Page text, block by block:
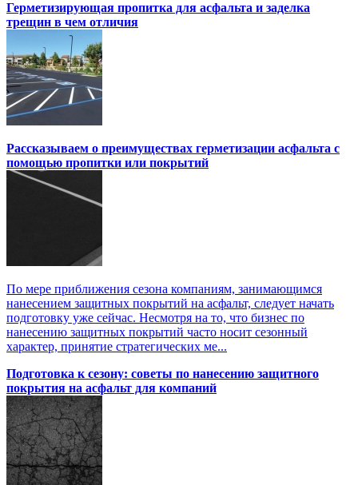
Герметизирующая пропитка для асфальта и заделка
трещин в чем отличия
Рассказываем о преимуществах герметизации асфальта с
помощью пропитки или покрытий
По мере приближения сезона компаниям, занимающимся
нанесением защитных покрытий на асфальт, следует начать
подготовку уже сейчас. Несмотря на то, что бизнес по
нанесению защитных покрытий часто носит сезонный
характер, принятие стратегических ме...
Подготовка к сезону: советы по нанесению защитного
покрытия на асфальт для компаний